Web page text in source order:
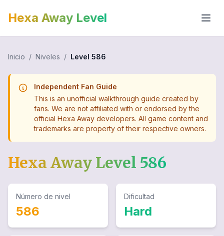
Hexa Away Level
Inicio / Niveles / Level 586
Independent Fan Guide
This is an unofficial walkthrough guide created by
fans. We are not affiliated with or endorsed by the
official Hexa Away developers. All game content and
trademarks are property of their respective owners.
Hexa Away Level 586
Número de nivel
586
Dificultad
Hard